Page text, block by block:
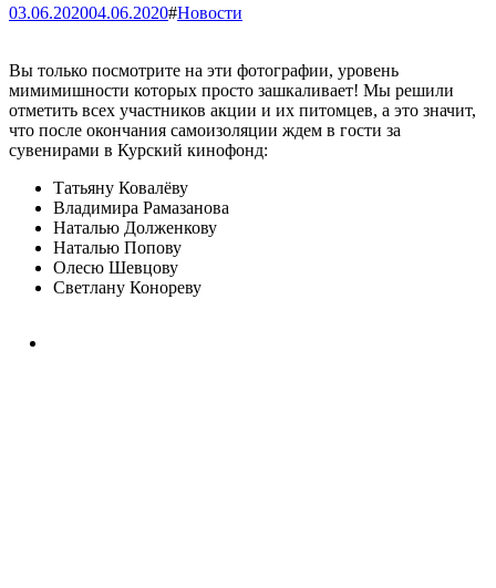
03.06.202004.06.2020#Новости
Вы только посмотрите на эти фотографии, уровень
мимимишности которых просто зашкаливает! Мы решили
отметить всех участников акции и их питомцев, а это значит,
что после окончания самоизоляции ждем в гости за
сувенирами в Курский кинофонд:
Татьяну Ковалёву
Владимира Рамазанова
Наталью Долженкову
Наталью Попову
Олесю Шевцову
Светлану Конореву